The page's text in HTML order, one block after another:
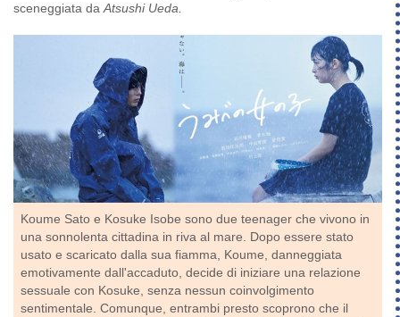
sceneggiata daAtsushi Ueda.
Koume Sato e Kosuke Isobe sono due teenager che vivono in
una sonnolenta cittadina in riva al mare. Dopo essere stato
usato e scaricato dalla sua fiamma, Koume, danneggiata
emotivamente dall'accaduto, decide di iniziare una relazione
sessuale con Kosuke, senza nessun coinvolgimento
sentimentale. Comunque, entrambi presto scoprono che il